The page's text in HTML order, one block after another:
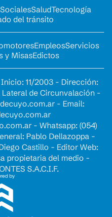
SocialesSaludTecnología
del tránsito
EmpleosServicios
y MisasEdictos
11/2003 - Dirección:
Lateral de Circunvalación -
- Email:
- Whatsapp: (054)
Pablo Dellazoppa -
Castillo - Editor Web:
propietaria del medio -
S.A.C.I.F.